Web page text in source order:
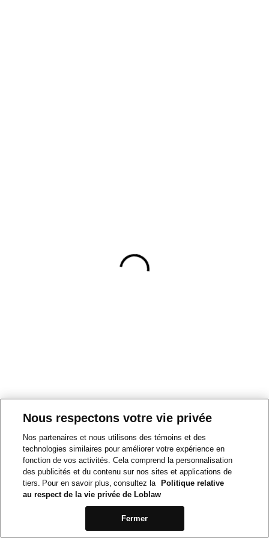
Nous respectons votre vie privée
Nos partenaires et nous utilisons des témoins et des
technologies similaires pour améliorer votre expérience en
fonction de vos activités. Cela comprend la personnalisation
des publicités et du contenu sur nos sites et applications de
tiers. Pour en savoir plus, consultez la
Politique relative
au respect de la vie privée de Loblaw
Fermer